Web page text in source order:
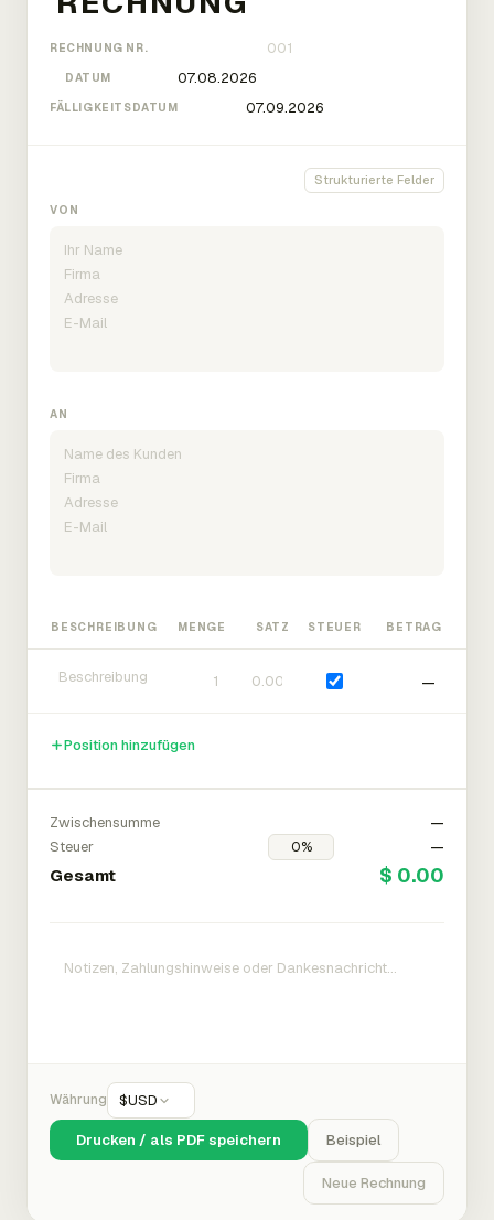
RECHNUNG NR.
DATUM
FÄLLIGKEITSDATUM
Strukturierte Felder
VON
AN
BESCHREIBUNG MENGE SATZ STEUER BETRAG
—
Position hinzufügen
Zwischensumme
—
Steuer
—
Gesamt $ 0.00
Währung $USD
Drucken / als PDF speichern Beispiel
Neue Rechnung